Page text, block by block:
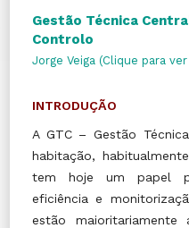
Gestão Técnica
Controlo
Jorge Veiga (Clique para ver
INTRODUÇÃO
A GTC – Gestão
habitação,
tem hoje um papel
eficiência e
estão maioritariamente